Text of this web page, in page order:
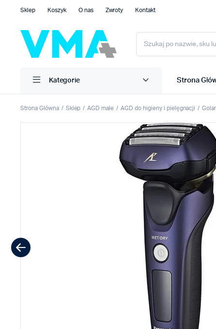
Sklep Koszyk O nas Zwroty Kontakt
Kategorie Strona
Strona Główna Sklep AGD małe AGD do higieny i pielęgnacji